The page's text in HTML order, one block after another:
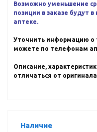
Возможно уменьшение
позиции в заказе будут
аптеке.
Уточнить информацию о
можете по телефонам
Описание,
отличаться от
Наличие